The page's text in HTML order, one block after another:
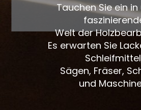
Tauchen Sie ein
Welt der
Es erwarten Sie
Sägen, Fräser,
und